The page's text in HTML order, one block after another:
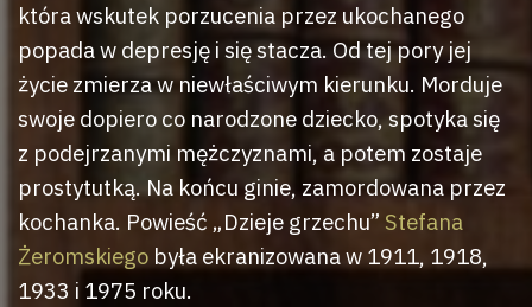
która wskutek porzucenia przez ukochanego
popada w depresję i się stacza. Od tej pory jej
życie zmierza w niewłaściwym kierunku. Morduje
swoje dopiero co narodzone dziecko, spotyka się
z podejrzanymi mężczyznami, a potem zostaje
prostytutką. Na końcu ginie, zamordowana przez
kochanka. Powieść „Dzieje grzechu” Stefana
Żeromskiego była ekranizowana w 1911, 1918,
1933 i 1975 roku.